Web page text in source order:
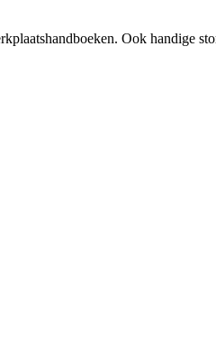
Ook handige